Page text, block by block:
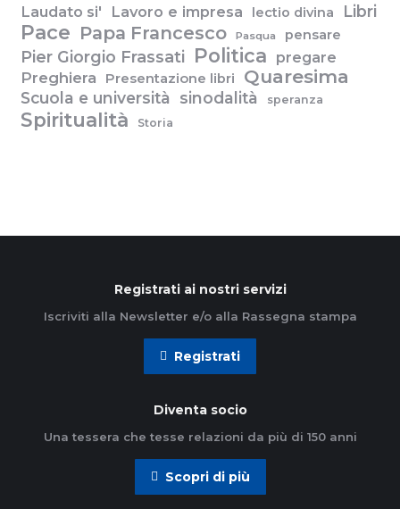
Laudato si' Lavoro e impresa lectio divina Libri
Pace Papa Francesco Pasqua pensare
Pier Giorgio Frassati Politica pregare
Preghiera
Presentazione libri Quaresima
Scuola e università sinodalità speranza
Spiritualità Storia
Registrati ai nostri servizi
Iscriviti alla Newsletter e/o alla Rassegna stampa
Registrati
Diventa socio
Una tessera che tesse relazioni da più di 150 anni
Scopri di più